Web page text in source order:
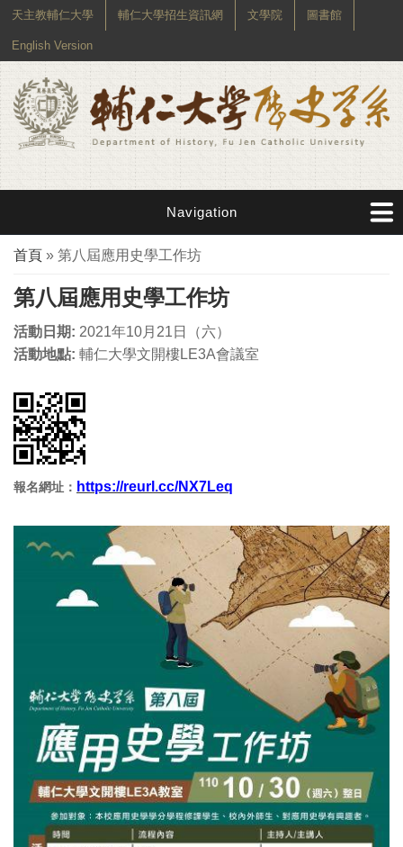
天主教輔仁大學 輔仁大學招生資訊網 文學院 圖書館
English Version
Navigation
您在這裡
首頁 » 第八屆應用史學工作坊
第八屆應用史學工作坊
活動日期: 2021年10月21日（六）
活動地點: 輔仁大學文開樓LE3A會議室
報名網址： https://reurl.cc/NX7Leq